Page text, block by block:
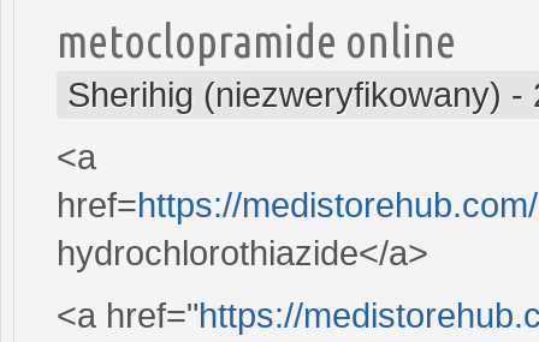
metoclopramide online
Sherihig (niezweryfikowany) -
<a
href=https://
hydrochlorothiazide</a>
<a href="https://